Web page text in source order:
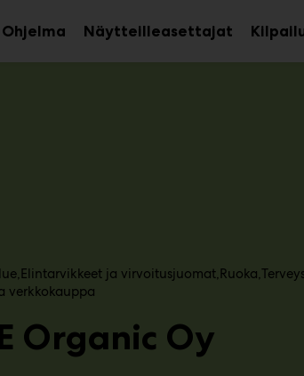
Ohjelma Näytteilleasettajat
Elintarvikkeet ja virvoitusjuomat Ruoka
verkkokauppa
Organic Oy